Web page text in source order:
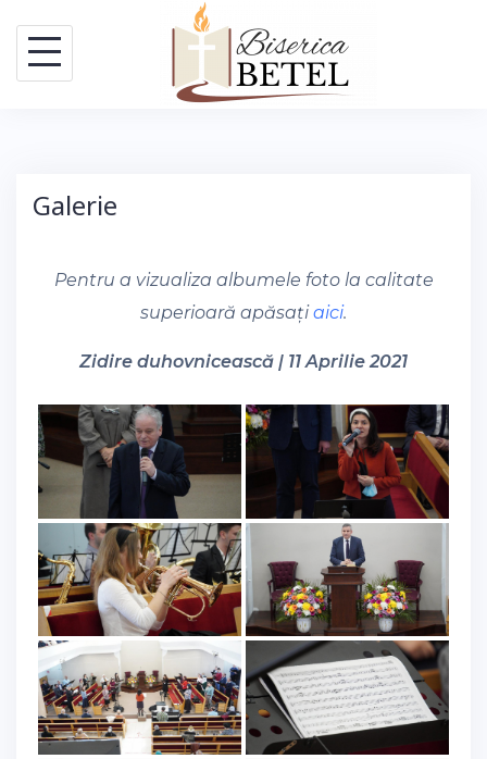
content
Galerie
Pentru a vizualiza albumele foto la calitate
superioară apăsațiaici.
Zidire duhovnicească | 11 Aprilie 2021